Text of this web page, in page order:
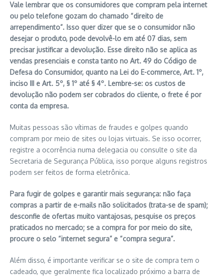
Vale lembrar que os consumidores que compram pela internet
ou pelo telefone gozam do chamado “direito de
arrependimento”. Isso quer dizer que se o consumidor não
desejar o produto, pode devolvê-lo em até 07 dias, sem
precisar justificar a devolução. Esse direito não se aplica as
vendas presenciais e consta tanto no Art. 49 do Código de
Defesa do Consumidor, quanto na Lei do E-commerce, Art. 1º,
inciso III e Art. 5º, § 1º até § 4º. Lembre-se: os custos de
devolução não podem ser cobrados do cliente, o frete é por
conta da empresa.
Muitas pessoas são vítimas de fraudes e golpes quando
compram por meio de sites ou lojas virtuais. Se isso ocorrer,
registre a ocorrência numa delegacia ou consulte o site da
Secretaria de Segurança Pública, isso porque alguns registros
podem ser feitos de forma eletrônica.
Para fugir de golpes e garantir mais segurança: não faça
compras a partir de e-mails não solicitados (trata-se de spam);
desconfie de ofertas muito vantajosas, pesquise os preços
praticados no mercado; se a compra for por meio do site,
procure o selo “internet segura” e “compra segura”.
Além disso, é importante verificar se o site de compra tem o
cadeado, que geralmente fica localizado próximo a barra de